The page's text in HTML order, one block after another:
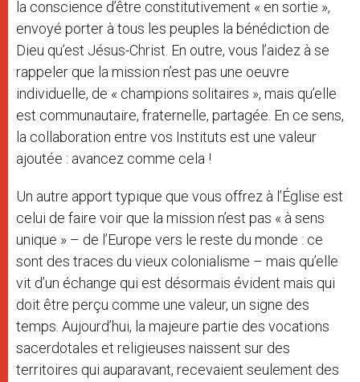
la conscience d’être constitutivement « en sortie »,
envoyé porter à tous les peuples la bénédiction de
Dieu qu’est Jésus-Christ. En outre, vous l’aidez à se
rappeler que la mission n’est pas une oeuvre
individuelle, de « champions solitaires », mais qu’elle
est communautaire, fraternelle, partagée. En ce sens,
la collaboration entre vos Instituts est une valeur
ajoutée : avancez comme cela !
Un autre apport typique que vous offrez à l’Église est
celui de faire voir que la mission n’est pas « à sens
unique » – de l’Europe vers le reste du monde : ce
sont des traces du vieux colonialisme – mais qu’elle
vit d’un échange qui est désormais évident mais qui
doit être perçu comme une valeur, un signe des
temps. Aujourd’hui, la majeure partie des vocations
sacerdotales et religieuses naissent sur des
territoires qui auparavant, recevaient seulement des